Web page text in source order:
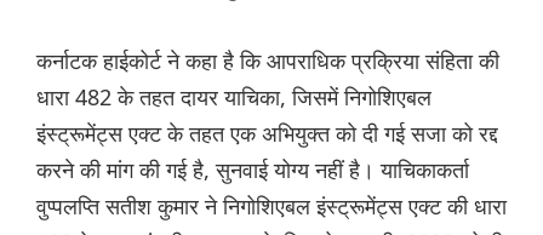
कर्नाटक हाईकोर्ट ने कहा है कि आपराधिक प्रक्रिया संहिता की
धारा 482 के तहत दायर याचिका, जिसमें निगोशिएबल
इंस्ट्रूमेंट्स एक्ट के तहत एक अभियुक्त को दी गई सजा को रद्द
करने की मांग की गई है, सुनवाई योग्य नहीं है। याचिकाकर्ता
वुप्पलप्ति सतीश कुमार ने निगोशिएबल इंस्ट्रूमेंट्स एक्ट की धारा